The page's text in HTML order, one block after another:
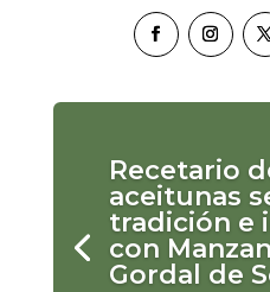
Recetario
aceitunas
tradición e
con
Gordal de